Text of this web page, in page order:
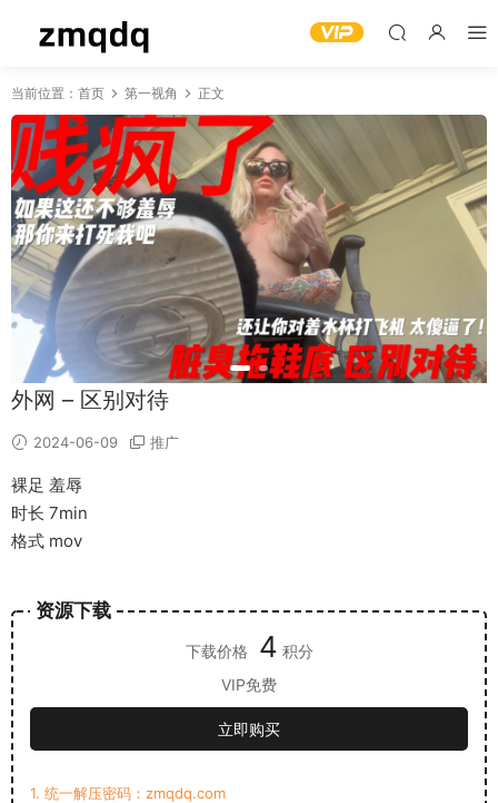
当前位置： 首页 第一视角 正文
外网 – 区别对待
2024-06-09 推广
裸足 羞辱
时长 7min
格式 mov
资源下载
下载价格 4 积分
VIP免费
立即购买
1. 统一解压密码：zmqdq.com